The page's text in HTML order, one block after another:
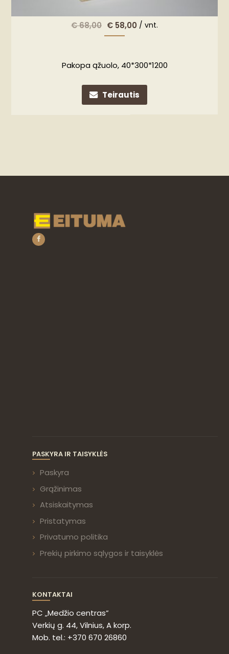
€68,00 € 58,00 / vnt.
Pakopa ąžuolo, 40*300*1200
Teirautis
PASKYRA IR TAISYKLĖS
Paskyra
Grąžinimas
Atsiskaitymas
Pristatymas
Privatumo politika
Prekių pirkimo sąlygos ir taisyklės
KONTAKTAI
PC „Medžio centras”
Verkių g. 44, Vilnius, A korp.
Mob. tel.: +370 670 26860